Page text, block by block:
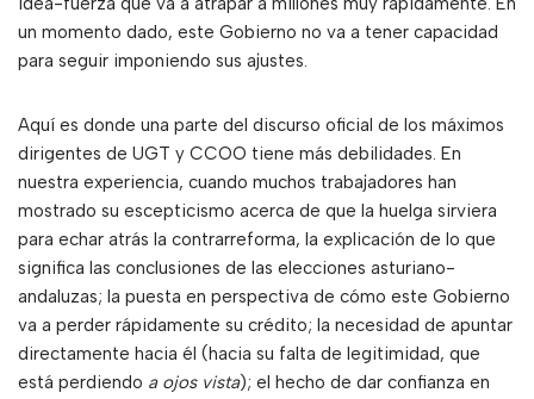
un momento dado, este Gobierno no va a tener capacidad
para seguir imponiendo sus ajustes.
Aquí es donde una parte del discurso oficial de los máximos
dirigentes de UGT y CCOO tiene más debilidades. En
nuestra experiencia, cuando muchos trabajadores han
mostrado su escepticismo acerca de que la huelga sirviera
para echar atrás la contrarreforma, la explicación de lo que
significa las conclusiones de las elecciones asturiano-
andaluzas; la puesta en perspectiva de cómo este Gobierno
va a perder rápidamente su crédito; la necesidad de apuntar
directamente hacia él (hacia su falta de legitimidad, que
está perdiendo a ojos vista); el hecho de dar confianza en